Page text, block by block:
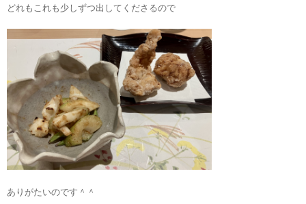
どれもこれも少しずつ出してくださるので
ありがたいのです＾＾